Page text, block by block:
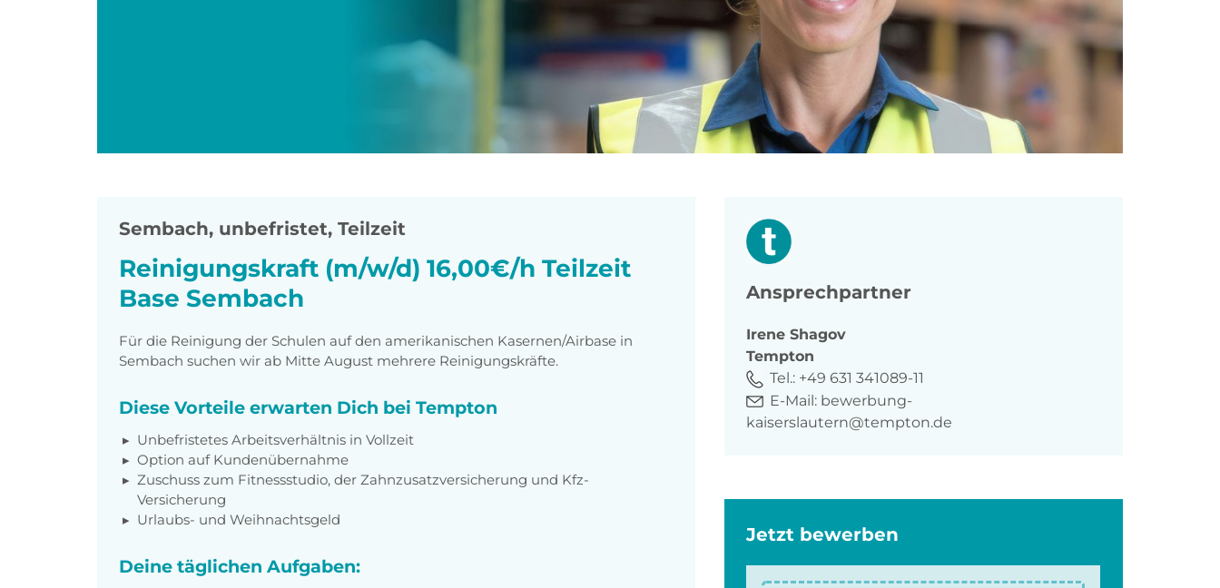
Sembach, unbefristet, Teilzeit
Reinigungskraft (m/w/d) 16,00€/h Teilzeit
Base Sembach
Für die Reinigung der Schulen auf den amerikanischen Kasernen/Airbase in
Sembach suchen wir ab Mitte August mehrere Reinigungskräfte.
Diese Vorteile erwarten Dich bei Tempton
Unbefristetes Arbeitsverhältnis in Vollzeit
Option auf Kundenübernahme
Zuschuss zum Fitnessstudio, der Zahnzusatzversicherung und Kfz-
Versicherung
Urlaubs- und Weihnachtsgeld
Deine täglichen Aufgaben:
Ansprechpartner
Irene Shagov
Tempton
Tel.: +49 631 341089-11
E-Mail: bewerbung-
kaiserslautern@tempton.de
Jetzt bewerben